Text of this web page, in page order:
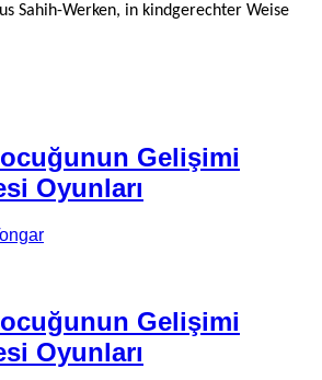
Sahih-Werken, in kindgerechter Weise
Gelişimi
Oyunları
Gelişimi
Oyunları